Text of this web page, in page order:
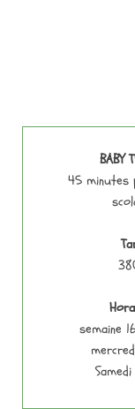
BABY
45 minutes
semaine